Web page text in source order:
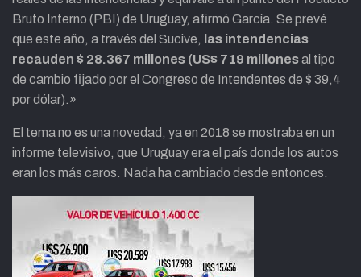
Bruto Interno (PBI) de Uruguay, afirmó García. Se prevé
que este año, a través del Sucive, las intendencias
recauden $ 28.367 millones (US$ 719 millonesal tipo
de cambio fijado por el Congreso de Intendentes de $ 39,4
por dólar).»
El tema no es una novedad, ya en 2018 se mostraba en un
informe televisivo, que Uruguay era el país donde los autos
eran los más caros. Nada ha cambiado desde entonces.